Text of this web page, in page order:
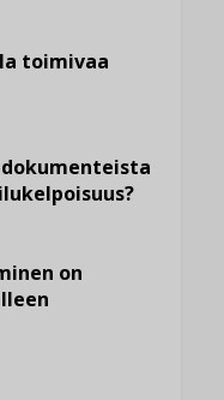
toimivaa
on